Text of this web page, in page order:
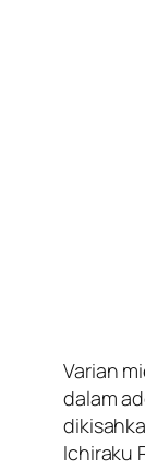
Varian
dalam
Ichiraku